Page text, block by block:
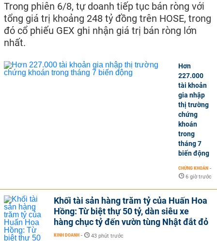
Trong phiên 6/8, tự doanh tiếp tục bán ròng với
tổng giá trị khoảng 248 tỷ đồng trên HOSE, trong
đó cổ phiếu GEX ghi nhận giá trị bán ròng lớn
nhất.
Hơn
227.000
tài khoản
gia nhập
thị trường
chứng
khoán
trong
tháng 7
biến động
CHỨNG KHOÁN -
6 giờ trước
Khối tài sản hàng trăm tỷ của Huấn Hoa
Hồng: Từ biệt thự 50 tỷ, dàn siêu xe
hàng chục tỷ đến vườn tùng Nhật đắt đỏ
KINH DOANH - 43 phút trước